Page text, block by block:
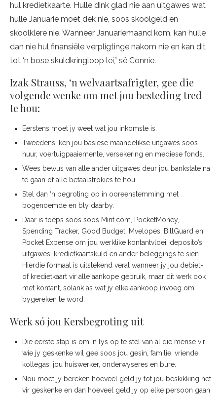
hul kredietkaarte. Hulle dink glad nie aan uitgawes wat
hulle Januarie moet dek nie, soos skoolgeld en
skoolklere nie. Wanneer Januariemaand kom, kan hulle
dan nie hul finansiële verpligtinge nakom nie en kan dit
tot ‘n bose skuldkringloop lei,” sê Connie.
Izak Strauss, ‘n welvaartsafrigter, gee die
volgende wenke om met jou besteding tred
te hou:
Eerstens moet jy weet wat jou inkomste is.
Tweedens, ken jou basiese maandelikse uitgawes soos
huur, voertuigpaaiemente, versekering en mediese fonds.
Wees bewus van alle ander uitgawes deur jou bankstate na
te gaan of alle betaalstrokies te hou.
Stel dan ‘n begroting op in ooreenstemming met
bogenoemde en bly daarby.
Daar is toeps soos soos Mint.com, PocketMoney,
Spending Tracker, Good Budget, Mvelopes, BillGuard en
Pocket Expense om jou werklike kontantvloei, deposito’s,
uitgawes, kredietkaartskuld en ander beleggings te sien.
Hierdie formaat is uitstekend veral wanneer jy jou debiet-
of kredietkaart vir alle aankope gebruik, maar dit werk ook
met kontant, solank as wat jy elke aankoop invoeg om
bygereken te word.
Werk só jou Kersbegroting uit
Die eerste stap is om ‘n lys op te stel van al die mense vir
wie jy geskenke wil gee soos jou gesin, familie, vriende,
kollegas, jou huiswerker, onderwyseres en bure.
Nou moet jy bereken hoeveel geld jy tot jou beskikking het
vir geskenke en dan hoeveel geld jy op elke persoon gaan